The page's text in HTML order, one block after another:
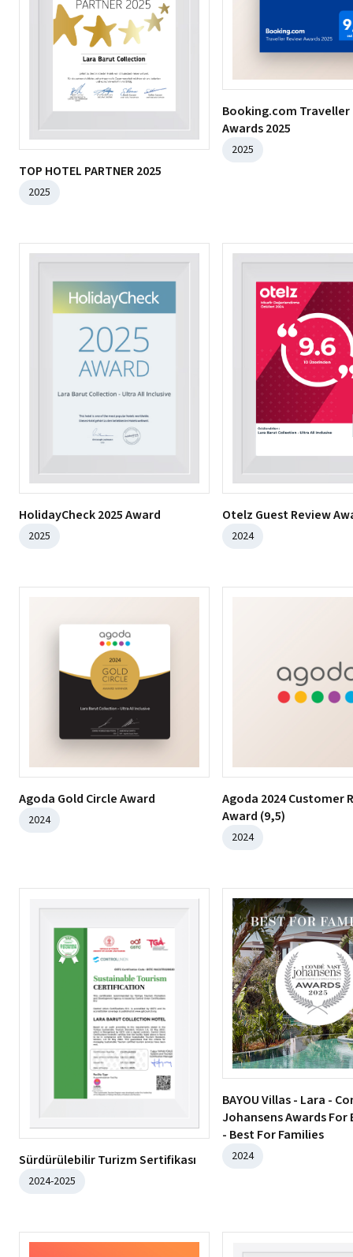
TOP HOTEL PARTNER 2025
2025
Booking.com Traveller
Awards 2025
2025
HolidayCheck 2025 Award
2025
Otelz Guest Review
2024
Agoda Gold Circle Award
2024
Agoda 2024 Customer
Award (9,5)
2024
Sürdürülebilir Turizm Sertifikası
2024-2025
BAYOU Villas - Lara -
Johansens Awards For
- Best For Families
2024